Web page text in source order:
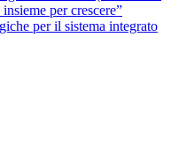
per crescere”
per il sistema integrato